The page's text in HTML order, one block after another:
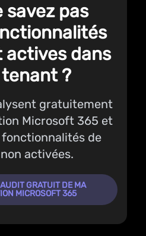
savez pas
actives dans
?
gratuitement
Microsoft 365 et
de
activées.
GRATUIT DE MA
MICROSOFT 365